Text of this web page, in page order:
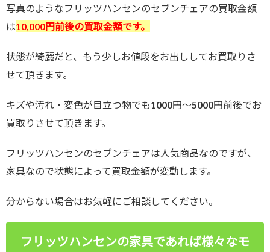
写真のようなフリッツハンセンのセブンチェアの買取金額
は10,000円前後の買取金額です。
状態が綺麗だと、もう少しお値段をお出ししてお買取りさ
せて頂きます。
キズや汚れ・変色が目立つ物でも1000円～5000円前後でお
買取りさせて頂きます。
フリッツハンセンのセブンチェアは人気商品なのですが、
家具なので状態によって買取金額が変動します。
分からない場合はお気軽にご相談してください。
フリッツハンセンの家具であれば様々なモ